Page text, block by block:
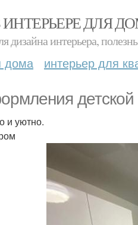
ИНТЕРЬЕРЕ ДЛЯ
дизайна интерьера,
дома интерьер для
детской
и уютно.